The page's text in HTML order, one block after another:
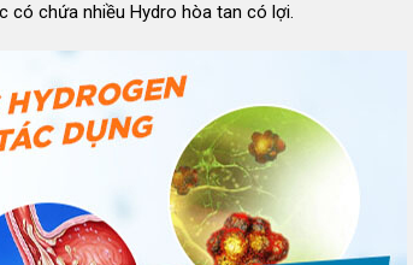
có chứa nhiều Hydro hòa tan có lợi.